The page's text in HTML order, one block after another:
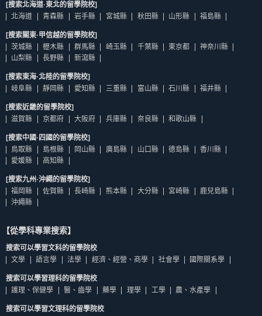
[搜索北海道·東北的留學院校]
北海道
青森縣 岩手縣 宮城縣 秋田縣 山形縣 福島縣
[搜索關東·甲信越的留學院校]
茨城縣
櫪木縣 群馬縣 崎玉縣 千葉縣 東京都
神奈川縣
山梨縣
長野縣 新瀉縣
[搜索東海·北陸的留學院校]
岐阜縣
靜岡縣 愛知縣 三重縣 富山縣 石川縣 福井縣
[搜索近畿的留學院校]
滋賀縣
京都府 大阪府 兵庫縣 奈良縣 和歌山縣
[搜索中國·四國的留學院校]
鳥取縣
島根縣 岡山縣 廣島縣 山口縣 德島縣
香川縣
愛媛縣
高知縣
[搜索九州·沖繩的留學院校]
福岡縣
佐賀縣 長崎縣 熊本縣 大分縣 宮崎縣
鹿兒島縣
沖繩縣
【從學科專業搜索】
搜索可以學習文科的留學院校
文學
語言學 法學 經濟、經營、商學 社會學 國際關系學
搜索可以學習理科的留學院校
護理、保健學
醫、齒學 藥學 理學 工學 農、水產學
搜索可以學習文理科的留學院校